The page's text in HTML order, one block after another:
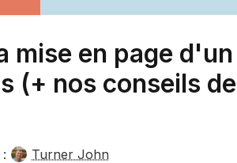
mise en page d'un
(+ nos conseils de
Turner John